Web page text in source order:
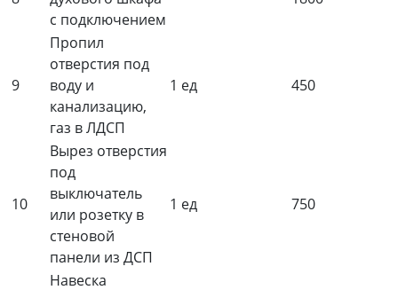
с подключением
9
Пропил
отверстия под
воду и
канализацию,
газ в ЛДСП
1 ед 450
10
Вырез отверстия
под
выключатель
или розетку в
стеновой
панели из ДСП
1 ед 750
Навеска